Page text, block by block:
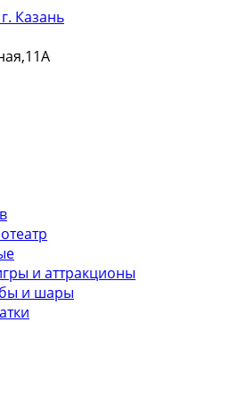
и аттракционы
и шары